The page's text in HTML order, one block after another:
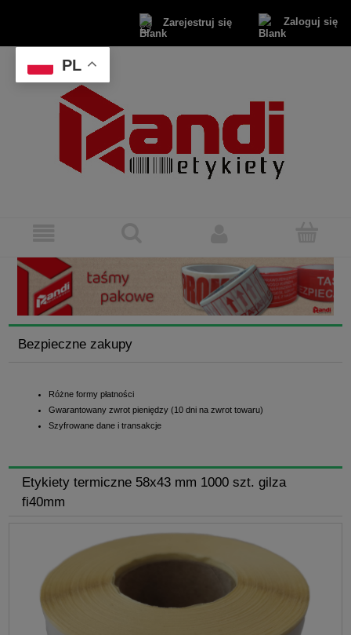
Zarejestruj się Zaloguj się
Bezpieczne zakupy
Różne formy płatności
Gwarantowany zwrot pieniędzy (10 dni na zwrot towaru)
Szyfrowane dane i transakcje
Etykiety termiczne 58x43 mm 1000 szt. gilza
fi40mm
PL